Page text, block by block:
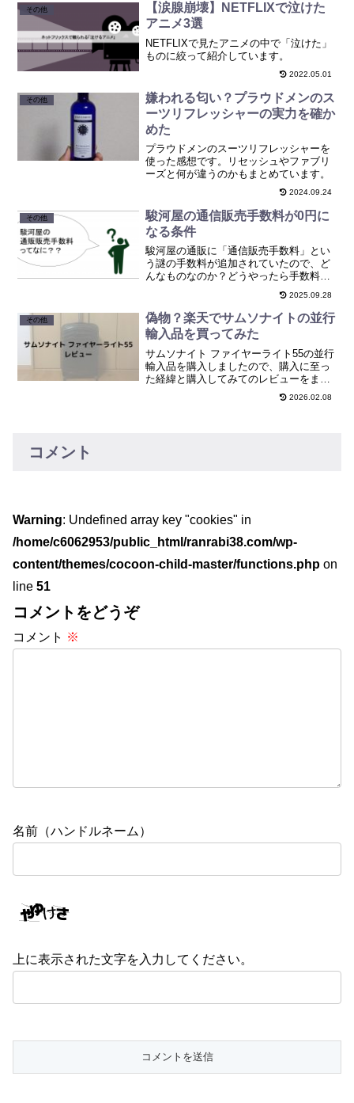
その他
【涙腺崩壊】NETFLIXで泣けた
アニメ3選
NETFLIXで見たアニメの中で「泣けた」
ものに絞って紹介しています。
2022.05.01
その他
嫌われる匂い？プラウドメンのス
ーツリフレッシャーの実力を確か
めた
プラウドメンのスーツリフレッシャーを
使った感想です。リセッシュやファブリ
ーズと何が違うのかもまとめています。
2024.09.24
その他
駿河屋の通信販売手数料が0円に
なる条件
駿河屋の通販に「通信販売手数料」とい
う謎の手数料が追加されていたので、ど
んなものなのか？どうやったら手数料を
免れることができるのかまとめました。
2025.09.28
その他
偽物？楽天でサムソナイトの並行
輸入品を買ってみた
サムソナイト ファイヤーライト55の並行
輸入品を購入しましたので、購入に至っ
た経緯と購入してみてのレビューをまと
めました。今後購入する方、購入を検討
している方の参考になればと思います！
2026.02.08
コメント
Warning: Undefined array key "cookies" in
/home/c6062953/public_html/ranrabi38.com/wp-
content/themes/cocoon-child-master/functions.php on
line 51
コメントをどうぞ
コメント ※
名前（ハンドルネーム）
上に表示された文字を入力してください。